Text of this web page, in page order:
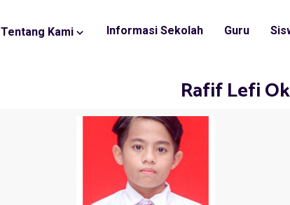
Tentang Kami Informasi Sekolah Guru
Rafif Lefi